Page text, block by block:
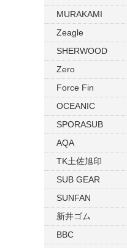
スノーケル
フィン
ウェットスーツ
インナー
グローブ
ソックス
バッグ
ウェイト
ナイフ
フード
ドライフード
フードベスト
メッシュバッグ
ウェイトベルト
ウェイト
アンクルウェイト
ウェイトベスト
水中ライト
コンパス
MURAKAMI
Zeagle
SHERWOOD
Zero
Force Fin
OCEANIC
SPORASUB
AQA
TK土佐旭印
SUB GEAR
SUNFAN
新井ゴム
BBC